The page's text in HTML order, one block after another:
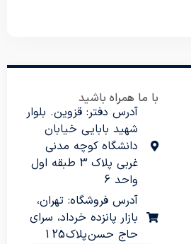
با ما همراه باشید
آدرس دفتر: قزوین. بلوار
شهید بابایی خیابان
دانشگاه کوچه مدنی
غربی پلاک 3 طبقه اول
واحد 6
آدرس فروشگاه: تهران،
بازار پانزده خرداد، سرای
حاج حسن پلاک 125